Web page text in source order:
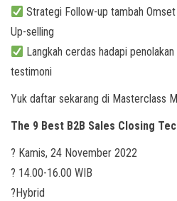
Strategi Follow-up tambah
Up-selling
Langkah cerdas hadapi
testimoni
Yuk daftar sekarang di Masterclass
The 9 Best B2B Sales Closing
?️ Kamis, 24 November 2022
? 14.00-16.00 WIB
?Hybrid